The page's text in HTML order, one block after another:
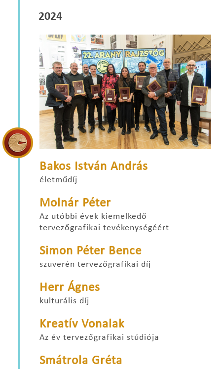
Bakos István András
életműdíj
Molnár Péter
Az utóbbi évek kiemelkedő
tervezőgrafikai tevékenységéért
Simon Péter Bence
szuverén tervezőgrafikai díj
Herr Ágnes
kulturális díj
Kreatív Vonalak
Az év tervezőgrafikai stúdiója
Smátrola Gréta
2024